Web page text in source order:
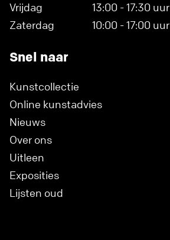
Vrijdag
13:00 - 17:30 uur
Zaterdag
10:00 - 17:00 uur
Snel naar
Kunstcollectie
Online kunstadvies
Nieuws
Over ons
Uitleen
Exposities
Lijsten oud